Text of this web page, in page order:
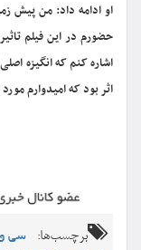
او ادامه داد: من پیش
حضورم در این فیلم
اشاره کنم که انگیزه
اثر بود که امیدوارم
برچسب‌ها: سی و